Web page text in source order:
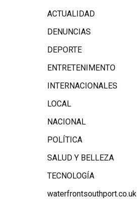
ACTUALIDAD
DENUNCIAS
DEPORTE
ENTRETENIMENTO
INTERNACIONALES
LOCAL
NACIONAL
POLÍTICA
SALUD Y BELLEZA
TECNOLOGÍA
waterfrontsouthport.co.uk